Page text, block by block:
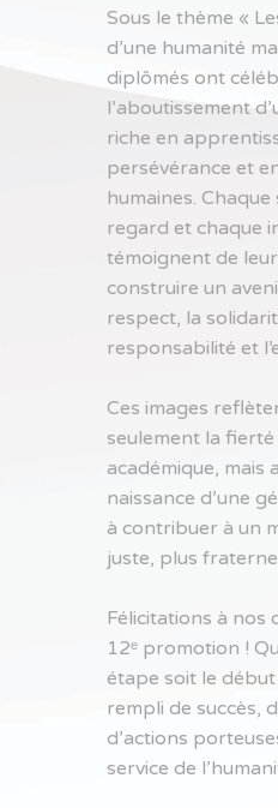
Sous le thème «
d’une humanité
diplômés ont
l’aboutissement
riche en
persévérance et
humaines.
regard et chaque
témoignent de
construire un
respect, la
responsabilité et
Ces images
seulement la fierté
académique, mais
naissance d’une
à contribuer à un
juste, plus
Félicitations à nos
12ᵉ promotion !
étape soit le début
rempli de succès,
d’actions
service de